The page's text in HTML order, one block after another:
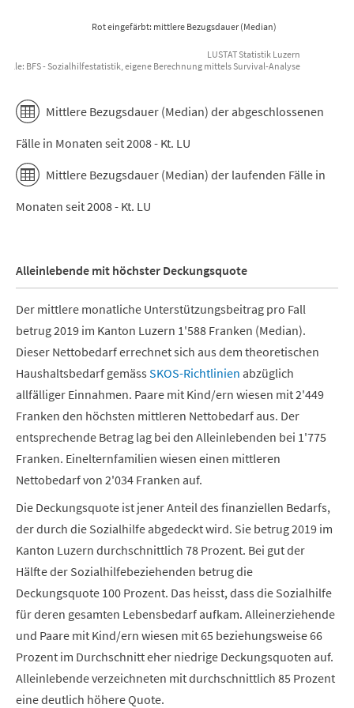
Rot eingefärbt: mittlere Bezugsdauer (Median)
LUSTAT Statistik Luzern
BFS - Sozialhilfestatistik, eigene Berechnung mittels Survival-Analyse
Mittlere Bezugsdauer (Median) der abgeschlossenen
Fälle in Monaten seit 2008 - Kt. LU
Mittlere Bezugsdauer (Median) der laufenden Fälle in
Monaten seit 2008 - Kt. LU
Alleinlebende mit höchster Deckungsquote
Der mittlere monatliche Unterstützungsbeitrag pro Fall
betrug 2019 im Kanton Luzern 1'588 Franken (Median).
Dieser Nettobedarf errechnet sich aus dem theoretischen
Haushaltsbedarf gemäss SKOS-Richtlinien abzüglich
allfälliger Einnahmen. Paare mit Kind/ern wiesen mit 2'449
Franken den höchsten mittleren Nettobedarf aus. Der
entsprechende Betrag lag bei den Alleinlebenden bei 1'775
Franken. Einelternfamilien wiesen einen mittleren
Nettobedarf von 2'034 Franken auf.
Die Deckungsquote ist jener Anteil des finanziellen Bedarfs,
der durch die Sozialhilfe abgedeckt wird. Sie betrug 2019 im
Kanton Luzern durchschnittlich 78 Prozent. Bei gut der
Hälfte der Sozialhilfebeziehenden betrug die
Deckungsquote 100 Prozent. Das heisst, dass die Sozialhilfe
für deren gesamten Lebensbedarf aufkam. Alleinerziehende
und Paare mit Kind/ern wiesen mit 65 beziehungsweise 66
Prozent im Durchschnitt eher niedrige Deckungsquoten auf.
Alleinlebende verzeichneten mit durchschnittlich 85 Prozent
eine deutlich höhere Quote.